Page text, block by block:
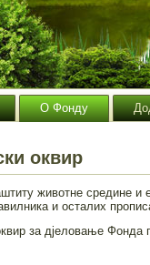
О Фонду
оквир
животне средине и
и осталих
за дјеловање Фонда